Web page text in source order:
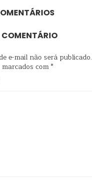
COMENTÁRIO
e-mail não será publicado.
com*